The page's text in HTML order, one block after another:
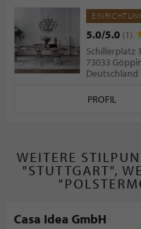
5.0/5.0 (1)
Schillerplatz
73033
Deutschland
PROFIL
WEITERE
"STUTTGART",
Casa Idea GmbH